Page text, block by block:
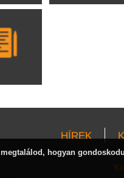
HÍREK
megtalálod, hogyan